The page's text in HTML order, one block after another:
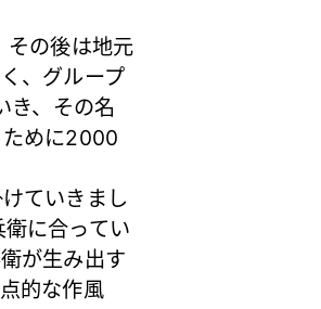
その後は地元
、グループ
き、その名
ために2000
ていきまし
に合ってい
が生み出す
的な作風